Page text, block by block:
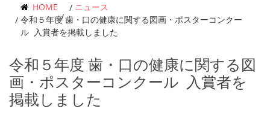
HOME
ニュース
令和５年度 歯・口の健康に関する図画・ポスターコンクー
ル 入賞者を掲載しました
令和５年度 歯・口の健康に関する図
画・ポスターコンクール 入賞者を
掲載しました